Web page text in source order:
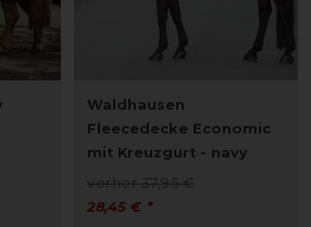
Waldhausen
Fleecedecke Economic
mit Kreuzgurt - navy
vorher 37,95 €
28,45 € *